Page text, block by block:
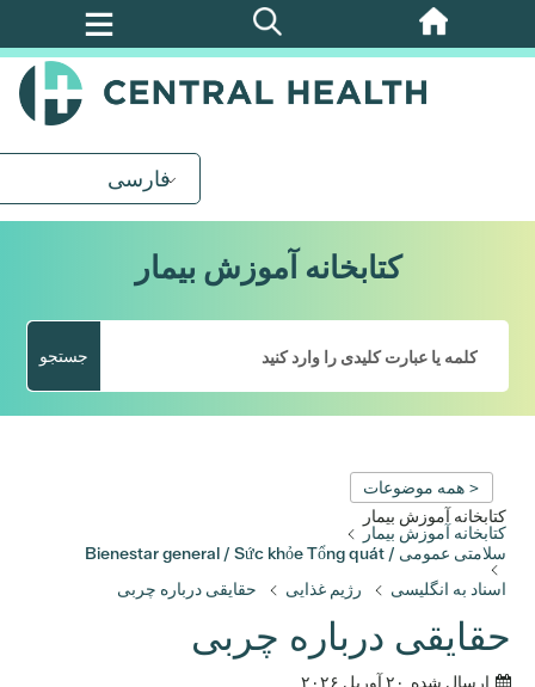
پرش
فارسی
کتابخانه آموزش بیمار
جستجو
< همه موضوعات
کتابخانه آموزش بیمار
کتابخانه آموزش بیمار
سلامتی عمومی / Bienestar general / Sức khỏe Tổng quát
اسناد به انگلیسی
رژیم غذایی حقایقی درباره چربی
حقایقی درباره چربی
ارسال شده ۲۰ آوریل ۲۰۲۶